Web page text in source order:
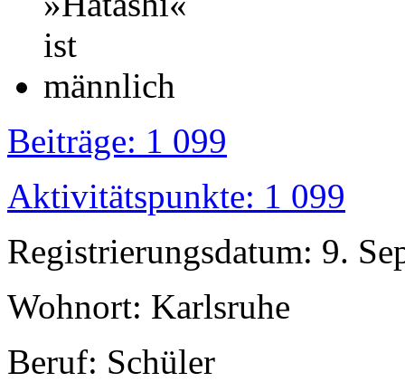
Beiträge: 1 099
Aktivitätspunkte: 1 099
Registrierungsdatum: 9.
Wohnort: Karlsruhe
Beruf: Schüler